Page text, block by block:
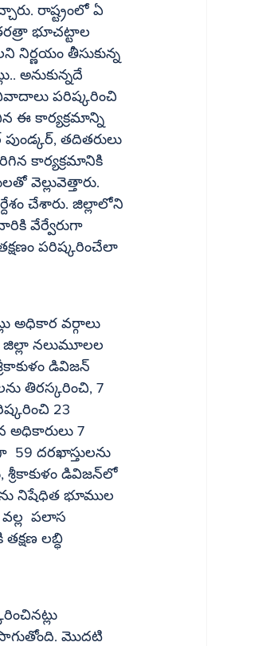
రాష్ట్రంలో ఏ
భూచట్టాల
నిర్ణయం తీసుకున్న
అనుకున్నదే
కార్యక్రమానికి
వెల్లువెత్తారు.
చేశారు. జిల్లాలోని
వేర్వేరుగా
పరిష్కరించేలా
నలుమూలల
దరఖాస్తులను
పలాస
మొదటి